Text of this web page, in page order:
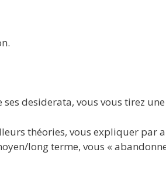
desiderata, vous vous tirez
théories, vous expliquer par
long terme, vous «